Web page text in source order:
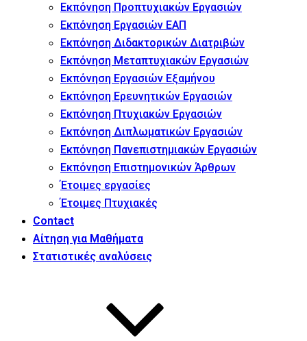
Εκπόνηση Προπτυχιακών Εργασιών
Εκπόνηση Εργασιών ΕΑΠ
Εκπόνηση Διδακτορικών Διατριβών
Εκπόνηση Μεταπτυχιακών Εργασιών
Εκπόνηση Εργασιών Εξαμήνου
Εκπόνηση Ερευνητικών Εργασιών
Εκπόνηση Πτυχιακών Εργασιών
Εκπόνηση Διπλωματικών Εργασιών
Εκπόνηση Πανεπιστημιακών Εργασιών
Εκπόνηση Επιστημονικών Άρθρων
Έτοιμες εργασίες
Έτοιμες Πτυχιακές
Contact
Αίτηση για Μαθήματα
Στατιστικές αναλύσεις